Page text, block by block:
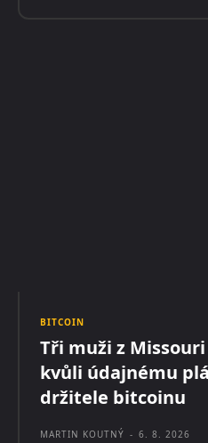
BITCOIN
Tři muži z
kvůli údajnému
držitele bitcoinu
MARTIN KOUTNÝ - 6. 8. 2026